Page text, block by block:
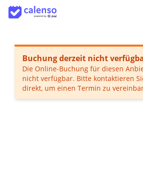
Buchung derzeit nicht
Die Online-Buchung für diesen
nicht verfügbar. Bitte kontaktieren
direkt, um einen Termin zu